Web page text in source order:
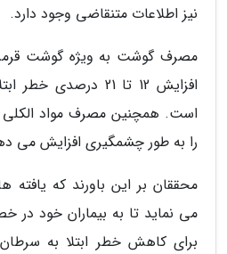
نیز اطلاعات متنقاضی وجود دارد.
مصرف گوشت به ویژه گوشت قرمز
افزایش 12 تا 21
است. همچنین مصرف مواد الکلی
را به طور چشمگیری افزایش می
محققان بر این باورند که یافته
می نماید تا به بیماران خود در
برای کاهش خطر ابتلا به